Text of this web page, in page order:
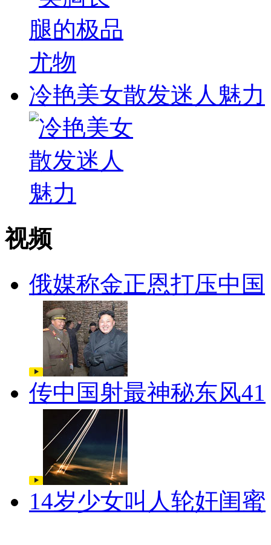
冷艳美女散发迷人魅力
视频
俄媒称金正恩打压中国
传中国射最神秘东风41
14岁少女叫人轮奸闺蜜